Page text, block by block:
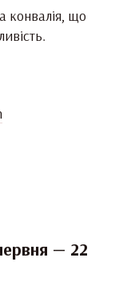
конвалія, що
— 22